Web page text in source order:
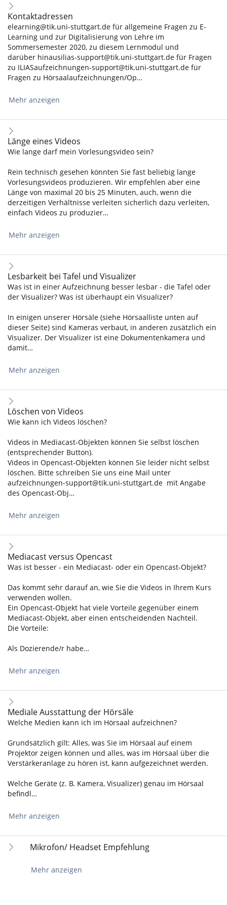
Kontaktadressen
elearning@tik.uni-stuttgart.de für allgemeine Fragen zu E-
Learning und zur Digitalisierung von Lehre im
Sommersemester 2020, zu diesem Lernmodul und
darüber hinausilias-support@tik.uni-stuttgart.de für Fragen
zu ILIASaufzeichnungen-support@tik.uni-stuttgart.de für
Fragen zu Hörsaalaufzeichnungen/Op…
Mehr anzeigen
Länge eines Videos
Wie lange darf mein Vorlesungsvideo sein?
Rein technisch gesehen könnten Sie fast beliebig lange
Vorlesungsvideos produzieren. Wir empfehlen aber eine
Länge von maximal 20 bis 25 Minuten, auch, wenn die
derzeitigen Verhältnisse verleiten sicherlich dazu verleiten,
einfach Videos zu produzier…
Mehr anzeigen
Lesbarkeit bei Tafel und Visualizer
Was ist in einer Aufzeichnung besser lesbar - die Tafel oder
der Visualizer? Was ist überhaupt ein Visualizer?
In einigen unserer Hörsäle (siehe Hörsaalliste unten auf
dieser Seite) sind Kameras verbaut, in anderen zusätzlich ein
Visualizer. Der Visualizer ist eine Dokumentenkamera und
damit…
Mehr anzeigen
Löschen von Videos
Wie kann ich Videos löschen?
Videos in Mediacast-Objekten können Sie selbst löschen
(entsprechender Button).
Videos in Opencast-Objekten können Sie leider nicht selbst
löschen. Bitte schreiben Sie uns eine Mail unter
aufzeichnungen-support@tik.uni-stuttgart.de mit Angabe
des Opencast-Obj…
Mehr anzeigen
Mediacast versus Opencast
Was ist besser - ein Mediacast- oder ein Opencast-Objekt?
Das kommt sehr darauf an, wie Sie die Videos in Ihrem Kurs
verwenden wollen.
Ein Opencast-Objekt hat viele Vorteile gegenüber einem
Mediacast-Objekt, aber einen entscheidenden Nachteil.
Die Vorteile:
Als Dozierende/r habe…
Mehr anzeigen
Mediale Ausstattung der Hörsäle
Welche Medien kann ich im Hörsaal aufzeichnen?
Grundsätzlich gilt: Alles, was Sie im Hörsaal auf einem
Projektor zeigen können und alles, was im Hörsaal über die
Verstärkeranlage zu hören ist, kann aufgezeichnet werden.
Welche Geräte (z. B. Kamera, Visualizer) genau im Hörsaal
befindl…
Mehr anzeigen
Mikrofon/ Headset Empfehlung
Mehr anzeigen